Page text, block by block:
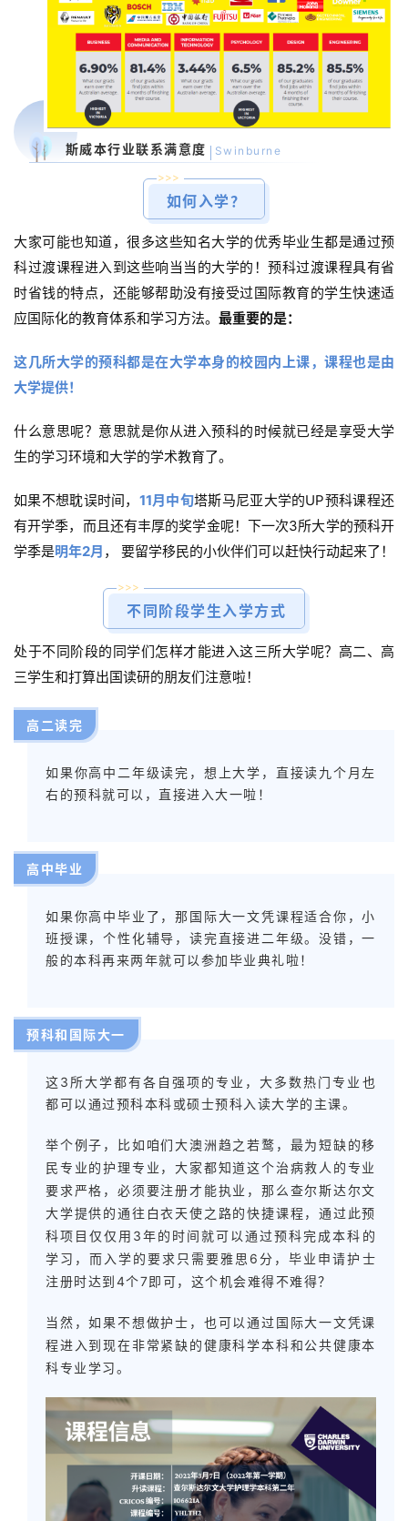
技
能
斯威本行业联系满意度
Swinburne
>>>
如何入学？
大家可能也知道，很多这些知名大学的优秀毕业生都是通过预
科过渡课程进入到这些响当当的大学的！预科过渡课程具有省
时省钱的特点，还能够帮助没有接受过国际教育的学生快速适
应国际化的教育体系和学习方法。 最重要的是：
这几所大学的预科都是在大学本身的校园内上课，课程也是由
大学提供！
什么意思呢？意思就是你从进入预科的时候就已经是享受大学
生的学习环境和大学的学术教育了。
如果不想耽误时间， 11月中旬塔斯马尼亚大学的UP预科课程还
有开学季，而且还有丰厚的奖学金呢！下一次3所大学的预科开
学季是明年2月 ， 要留学移民的小伙伴们可以赶快行动起来了！
>>>
不同阶段学生入学方式
处于不同阶段的同学们怎样才能进入这三所大学呢？高二、高
三学生和打算出国读研的朋友们注意啦！
高二读完
如果你高中二年级读完，想上大学，直接读九个月左
右的预科就可以，直接进入大一啦！
高中毕业
如果你高中毕业了，那国际大一文凭课程适合你，小
班授课，个性化辅导，读完直接进二年级。没错，一
般的本科再来两年就可以参加毕业典礼啦！
预科和国际大一
这3所大学都有各自强项的专业，大多数热门专业也
都可以通过预科本科或硕士预科入读大学的主课。
举个例子，比如咱们大澳洲趋之若鹜，最为短缺的移
民专业的护理专业，大家都知道这个治病救人的专业
要求严格，必须要注册才能执业，那么查尔斯达尔文
大学提供的通往白衣天使之路的快捷课程，通过此预
科项目仅仅用3年的时间就可以通过预科完成本科的
学习，而入学的要求只需要雅思6分，毕业申请护士
注册时达到4个7即可，这个机会难得不难得？
当然，如果不想做护士，也可以通过国际大一文凭课
程进入到现在非常紧缺的健康科学本科和公共健康本
科专业学习。